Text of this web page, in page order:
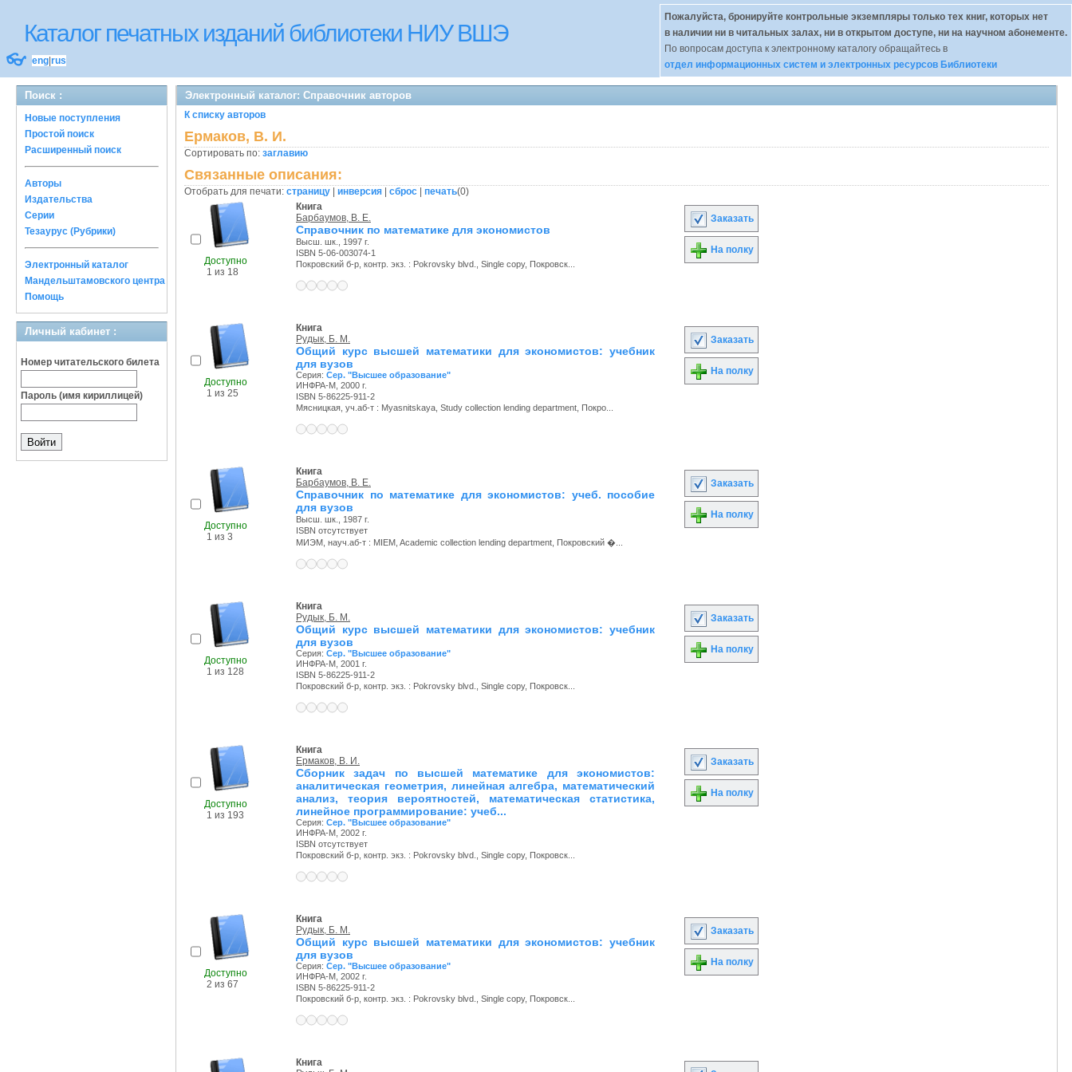
Каталог печатных изданий библиотеки НИУ ВШЭ
👓 eng rus
Пожалуйста, бронируйте контрольные экземпляры только тех книг, которых нет
в наличии ни в читальных залах, ни в открытом доступе, ни на научном абонементе.
По вопросам доступа к электронному каталогу обращайтесь в
отдел информационных систем и электронных ресурсов Библиотеки
Поиск :
Новые поступления
Простой поиск
Расширенный поиск
Авторы
Издательства
Серии
Тезаурус (Рубрики)
Электронный каталог
Мандельштамовского центра
Помощь
Личный кабинет :
Номер читательского билета
Пароль (имя кириллицей)
Электронный каталог: Справочник авторов
К списку авторов
Ермаков, В. И.
Сортировать по: заглавию
Связанные описания:
Отобрать для печати: страницу инверсия сброс печать(0)
Доступно
1 из 18
Книга
Барбаумов, В. Е.
Справочник по математике для экономистов
Высш. шк., 1997 г.
ISBN 5-06-003074-1
Покровский б-р, контр. экз. : Pokrovsky blvd., Single copy, Покровск...
Заказать
На полку
Доступно
1 из 25
Книга
Рудык, Б. М.
Общий курс высшей математики для экономистов: учебник
для вузов
Серия: Сер. "Высшее образование"
ИНФРА-М, 2000 г.
ISBN 5-86225-911-2
Мясницкая, уч.аб-т : Myasnitskaya, Study collection lending department, Покро...
Заказать
На полку
Доступно
1 из 3
Книга
Барбаумов, В. Е.
Справочник по математике для экономистов: учеб. пособие
для вузов
Высш. шк., 1987 г.
ISBN отсутствует
МИЭМ, науч.аб-т : MIEM, Academic collection lending department, Покровский �...
Заказать
На полку
Доступно
1 из 128
Книга
Рудык, Б. М.
Общий курс высшей математики для экономистов: учебник
для вузов
Серия: Сер. "Высшее образование"
ИНФРА-М, 2001 г.
ISBN 5-86225-911-2
Покровский б-р, контр. экз. : Pokrovsky blvd., Single copy, Покровск...
Заказать
На полку
Доступно
1 из 193
Книга
Ермаков, В. И.
Сборник задач по высшей математике для экономистов:
аналитическая геометрия, линейная алгебра, математический
анализ, теория вероятностей, математическая статистика,
линейное программирование: учеб...
Серия: Сер. "Высшее образование"
ИНФРА-М, 2002 г.
ISBN отсутствует
Покровский б-р, контр. экз. : Pokrovsky blvd., Single copy, Покровск...
Заказать
На полку
Доступно
2 из 67
Книга
Рудык, Б. М.
Общий курс высшей математики для экономистов: учебник
для вузов
Серия: Сер. "Высшее образование"
ИНФРА-М, 2002 г.
ISBN 5-86225-911-2
Покровский б-р, контр. экз. : Pokrovsky blvd., Single copy, Покровск...
Заказать
На полку
Книга